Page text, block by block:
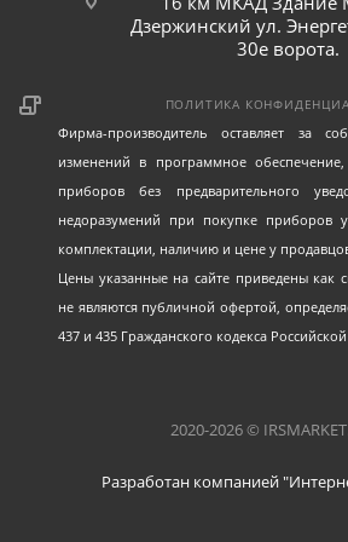
самореза из ГВЛ и способствует
соединению с основанием; -
3.9 мм -Длина (L): 45 мм -Диаметр
7.30 мм -Диаметр высокой резьбы
-Диаметр низкой резьбы (D1): 2.9-
(Pi): 1.59 мм -Упаковка: 250 шт.
Дзержинский ул.
30е ворота.
ПОЛИТИКА
Фирма-производитель оставляет за
изменений в программное
приборов без предварительного
недоразумений при покупке приборов
комплектации, наличию и цене у
Цены указанные на сайте приведены как
не являются публичной офертой,
437 и 435 Гражданского кодекса
2020-2026 ©
Разработан компанией